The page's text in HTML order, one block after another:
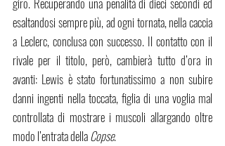
esaltandosi sempre più, ad ogni tornata, nella caccia
a Leclerc, conclusa con successo. Il contatto con il
rivale per il titolo, però, cambierà tutto d’ora in
avanti: Lewis è stato fortunatissimo a non subire
danni ingenti nella toccata, figlia di una voglia mal
controllata di mostrare i muscoli allargando oltre
modo l’entrata della Copse.